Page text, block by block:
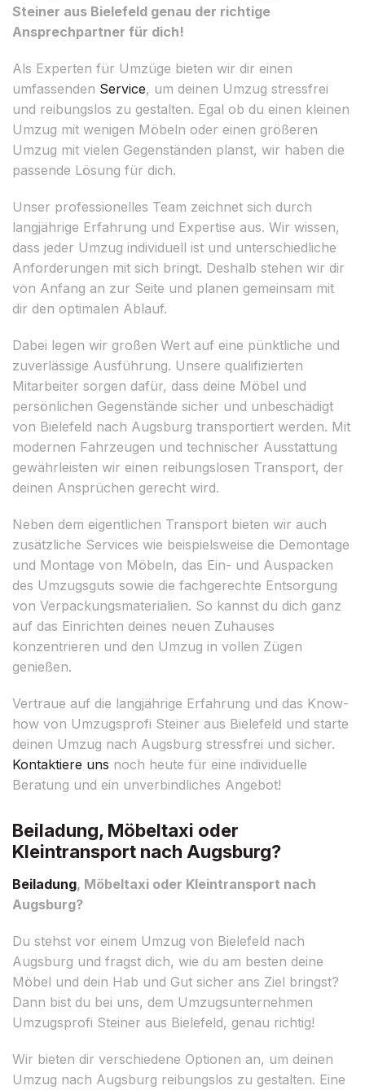
Steiner aus Bielefeld genau der richtige
Ansprechpartner für dich!
Als Experten für Umzüge bieten wir dir einen
umfassenden Service, um deinen Umzug stressfrei
und reibungslos zu gestalten. Egal ob du einen kleinen
Umzug mit wenigen Möbeln oder einen größeren
Umzug mit vielen Gegenständen planst, wir haben die
passende Lösung für dich.
Unser professionelles Team zeichnet sich durch
langjährige Erfahrung und Expertise aus. Wir wissen,
dass jeder Umzug individuell ist und unterschiedliche
Anforderungen mit sich bringt. Deshalb stehen wir dir
von Anfang an zur Seite und planen gemeinsam mit
dir den optimalen Ablauf.
Dabei legen wir großen Wert auf eine pünktliche und
zuverlässige Ausführung. Unsere qualifizierten
Mitarbeiter sorgen dafür, dass deine Möbel und
persönlichen Gegenstände sicher und unbeschädigt
von Bielefeld nach Augsburg transportiert werden. Mit
modernen Fahrzeugen und technischer Ausstattung
gewährleisten wir einen reibungslosen Transport, der
deinen Ansprüchen gerecht wird.
Neben dem eigentlichen Transport bieten wir auch
zusätzliche Services wie beispielsweise die Demontage
und Montage von Möbeln, das Ein- und Auspacken
des Umzugsguts sowie die fachgerechte Entsorgung
von Verpackungsmaterialien. So kannst du dich ganz
auf das Einrichten deines neuen Zuhauses
konzentrieren und den Umzug in vollen Zügen
genießen.
Vertraue auf die langjährige Erfahrung und das Know-
how von Umzugsprofi Steiner aus Bielefeld und starte
deinen Umzug nach Augsburg stressfrei und sicher.
Kontaktiere uns noch heute für eine individuelle
Beratung und ein unverbindliches Angebot!
Beiladung, Möbeltaxi oder
Kleintransport nach Augsburg?
Beiladung, Möbeltaxi oder Kleintransport nach
Augsburg?
Du stehst vor einem Umzug von Bielefeld nach
Augsburg und fragst dich, wie du am besten deine
Möbel und dein Hab und Gut sicher ans Ziel bringst?
Dann bist du bei uns, dem Umzugsunternehmen
Umzugsprofi Steiner aus Bielefeld, genau richtig!
Wir bieten dir verschiedene Optionen an, um deinen
Umzug nach Augsburg reibungslos zu gestalten. Eine